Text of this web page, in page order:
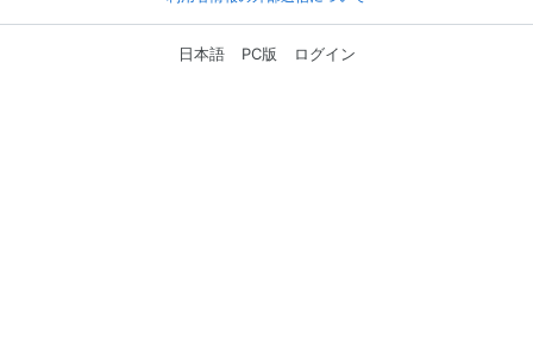
日本語 PC版 ログイン